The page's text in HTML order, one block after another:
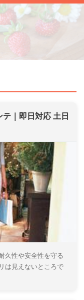
｜即日対応 土日
久性や安全性を守る
は見えないところで